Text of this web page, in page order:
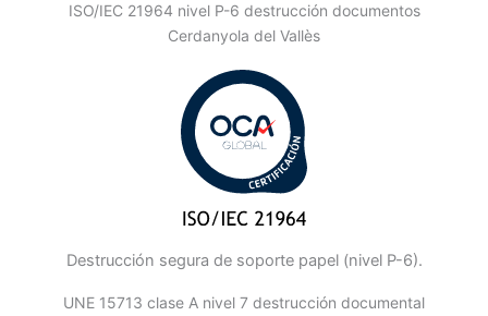
ISO/IEC 21964 nivel P-6 destrucción documentos
Cerdanyola del Vallès
Destrucción segura de soporte papel (nivel P-6).
UNE 15713 clase A nivel 7 destrucción documental